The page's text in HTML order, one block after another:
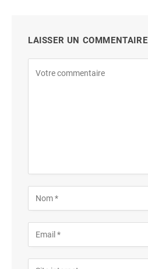
LAISSER UN COMMENTAIRE